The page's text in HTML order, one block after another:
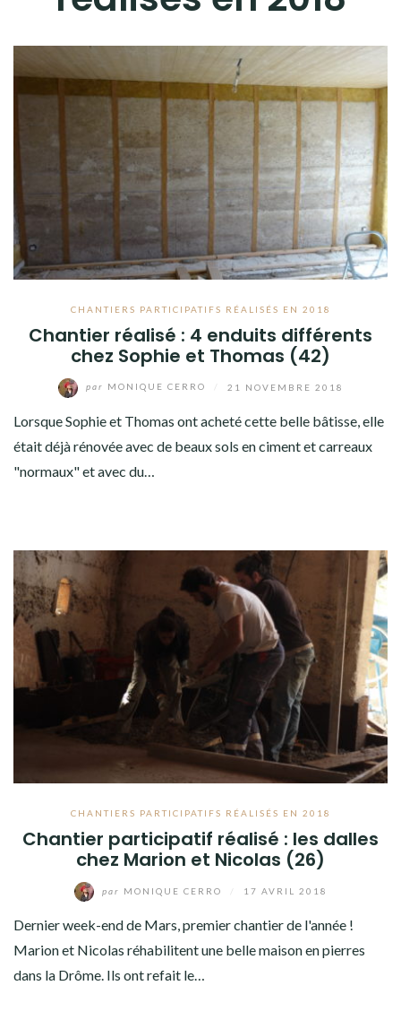
CHANTIERS PARTICIPATIFS RÉALISÉS EN 2018
Chantier réalisé : 4 enduits différents
chez Sophie et Thomas (42)
par MONIQUE CERRO 21 NOVEMBRE 2018
Lorsque Sophie et Thomas ont acheté cette belle bâtisse, elle
était déjà rénovée avec de beaux sols en ciment et carreaux
"normaux" et avec du…
CHANTIERS PARTICIPATIFS RÉALISÉS EN 2018
Chantier participatif réalisé : les dalles
chez Marion et Nicolas (26)
par MONIQUE CERRO 17 AVRIL 2018
Dernier week-end de Mars, premier chantier de l'année !
Marion et Nicolas réhabilitent une belle maison en pierres
dans la Drôme. Ils ont refait le…
EN 2015
EN 2018
QUE PROPOSONS-NOUS ?
LES LIVRES